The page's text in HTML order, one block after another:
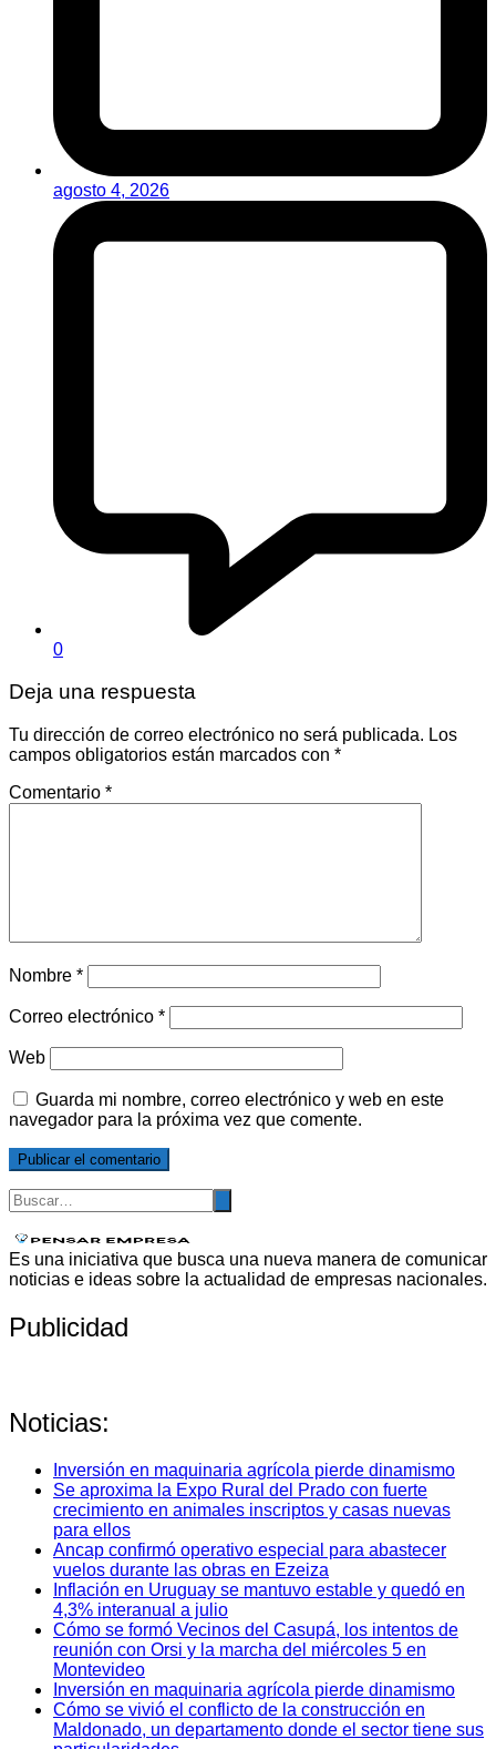
agosto 4, 2026
0
Deja una respuesta
Tu dirección de correo electrónico no será publicada. Los
campos obligatorios están marcados con *
Comentario *
Nombre *
Correo electrónico *
Web
Guarda mi nombre, correo electrónico y web en este
navegador para la próxima vez que comente.
Es una iniciativa que busca una nueva manera de comunicar
noticias e ideas sobre la actualidad de empresas nacionales.
Publicidad
Noticias:
Inversión en maquinaria agrícola pierde dinamismo
Se aproxima la Expo Rural del Prado con fuerte
crecimiento en animales inscriptos y casas nuevas
para ellos
Ancap confirmó operativo especial para abastecer
vuelos durante las obras en Ezeiza
Inflación en Uruguay se mantuvo estable y quedó en
4,3% interanual a julio
Cómo se formó Vecinos del Casupá, los intentos de
reunión con Orsi y la marcha del miércoles 5 en
Montevideo
Inversión en maquinaria agrícola pierde dinamismo
Cómo se vivió el conflicto de la construcción en
Maldonado, un departamento donde el sector tiene sus